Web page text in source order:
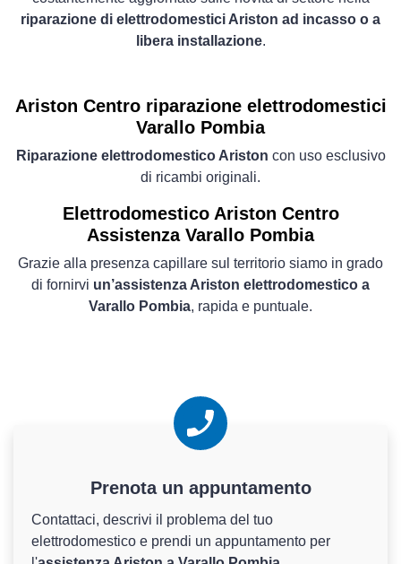
riparazione di elettrodomestici Ariston ad incasso o a
libera installazione.
Ariston Centro riparazione elettrodomestici
Varallo Pombia
Riparazione elettrodomestico Ariston con uso esclusivo
di ricambi originali.
ElettrodomesticoAriston Centro
Assistenza Varallo Pombia
Grazie alla presenza capillare sul territorio siamo in grado
di fornirvi un’assistenza Ariston elettrodomestico a
Varallo Pombia, rapida e puntuale.
Prenota un appuntamento
Contattaci, descrivi il problema del tuo
elettrodomestico e prendi un appuntamento per